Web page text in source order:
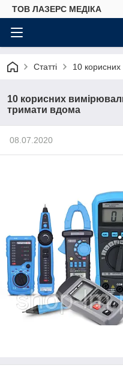
ТОВ ЛАЗЕРС МЕДІКА
Статті 10
10 корисних
тримати вдома
08.07.2020